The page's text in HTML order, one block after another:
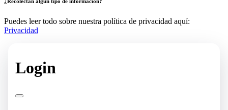
Puedes leer todo sobre nuestra política de privacidad aquí:
Privacidad
Login